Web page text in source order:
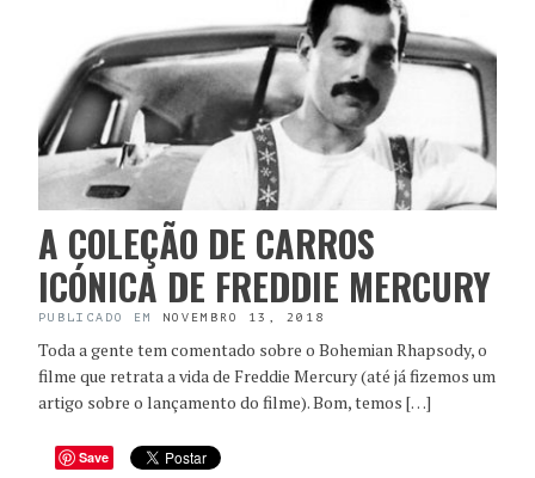
A COLEÇÃO DE CARROS
ICÓNICA DE FREDDIE MERCURY
PUBLICADO EM NOVEMBRO 13, 2018
Toda a gente tem comentado sobre o Bohemian Rhapsody, o
filme que retrata a vida de Freddie Mercury (até já fizemos um
artigo sobre o lançamento do filme). Bom, temos […]
Save